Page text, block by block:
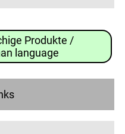
Produkte /
language